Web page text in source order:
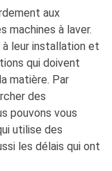
aux
machines à laver.
leur installation et
qui doivent
matière. Par
des
pouvons vous
utilise des
les délais qui ont